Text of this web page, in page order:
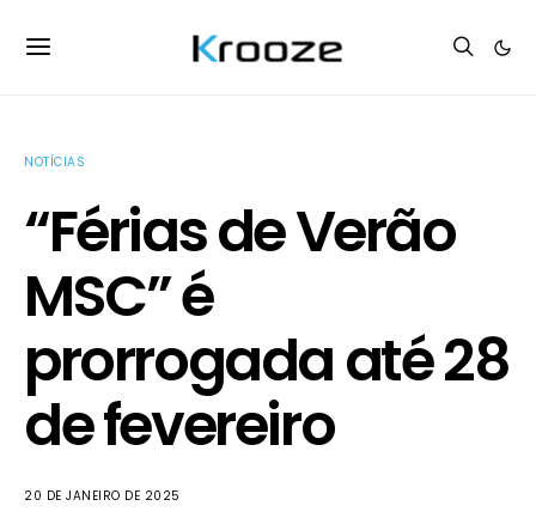
NOTÍCIAS
“Férias de Verão
MSC” é
prorrogada até 28
de fevereiro
20 DE JANEIRO DE 2025